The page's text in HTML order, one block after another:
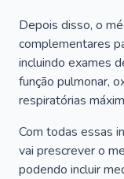
Depois disso, o
complementares
incluindo exames
função pulmonar,
respiratórias
Com todas essas
vai prescrever o
podendo incluir